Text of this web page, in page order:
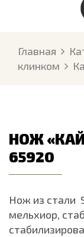
Главная
клинком
НОЖ
65920
Нож из стали
мельхиор,